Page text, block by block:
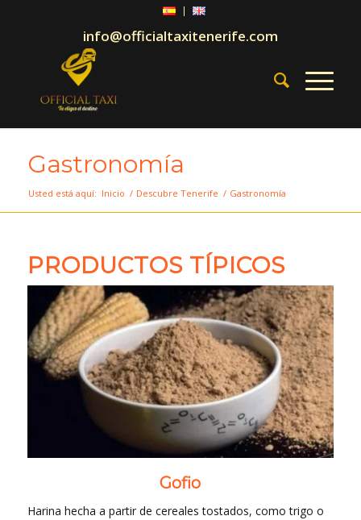
info@officialtaxitenerife.com
Gastronomía
Usted está aquí: Inicio / Descubre Tenerife / Gastronomía
PRODUCTOS TÍPICOS
Gofio
Harina hecha a partir de cereales tostados, como trigo o